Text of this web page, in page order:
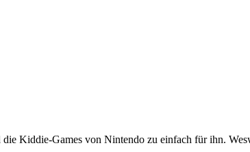
die Kiddie-Games von Nintendo zu einfach für ihn.